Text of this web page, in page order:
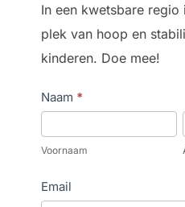
In een kwetsbare
plek van hoop en
kinderen. Doe mee!
D
n
t
Naam *
o
r
Voornaam
Email